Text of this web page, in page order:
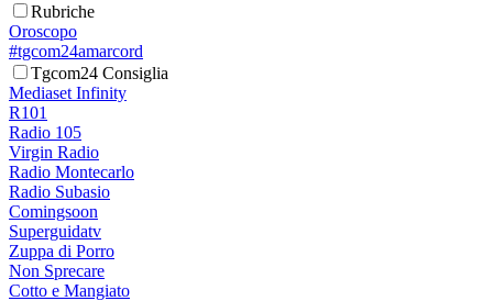
Rubriche
Oroscopo
#tgcom24amarcord
Tgcom24 Consiglia
Mediaset Infinity
R101
Radio 105
Virgin Radio
Radio Montecarlo
Radio Subasio
Comingsoon
Superguidatv
Zuppa di Porro
Non Sprecare
Cotto e Mangiato